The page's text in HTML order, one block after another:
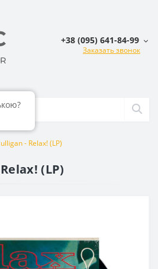
+38 (095) 641-84-99
Заказать звонок
- Relax! (LP)
(LP)